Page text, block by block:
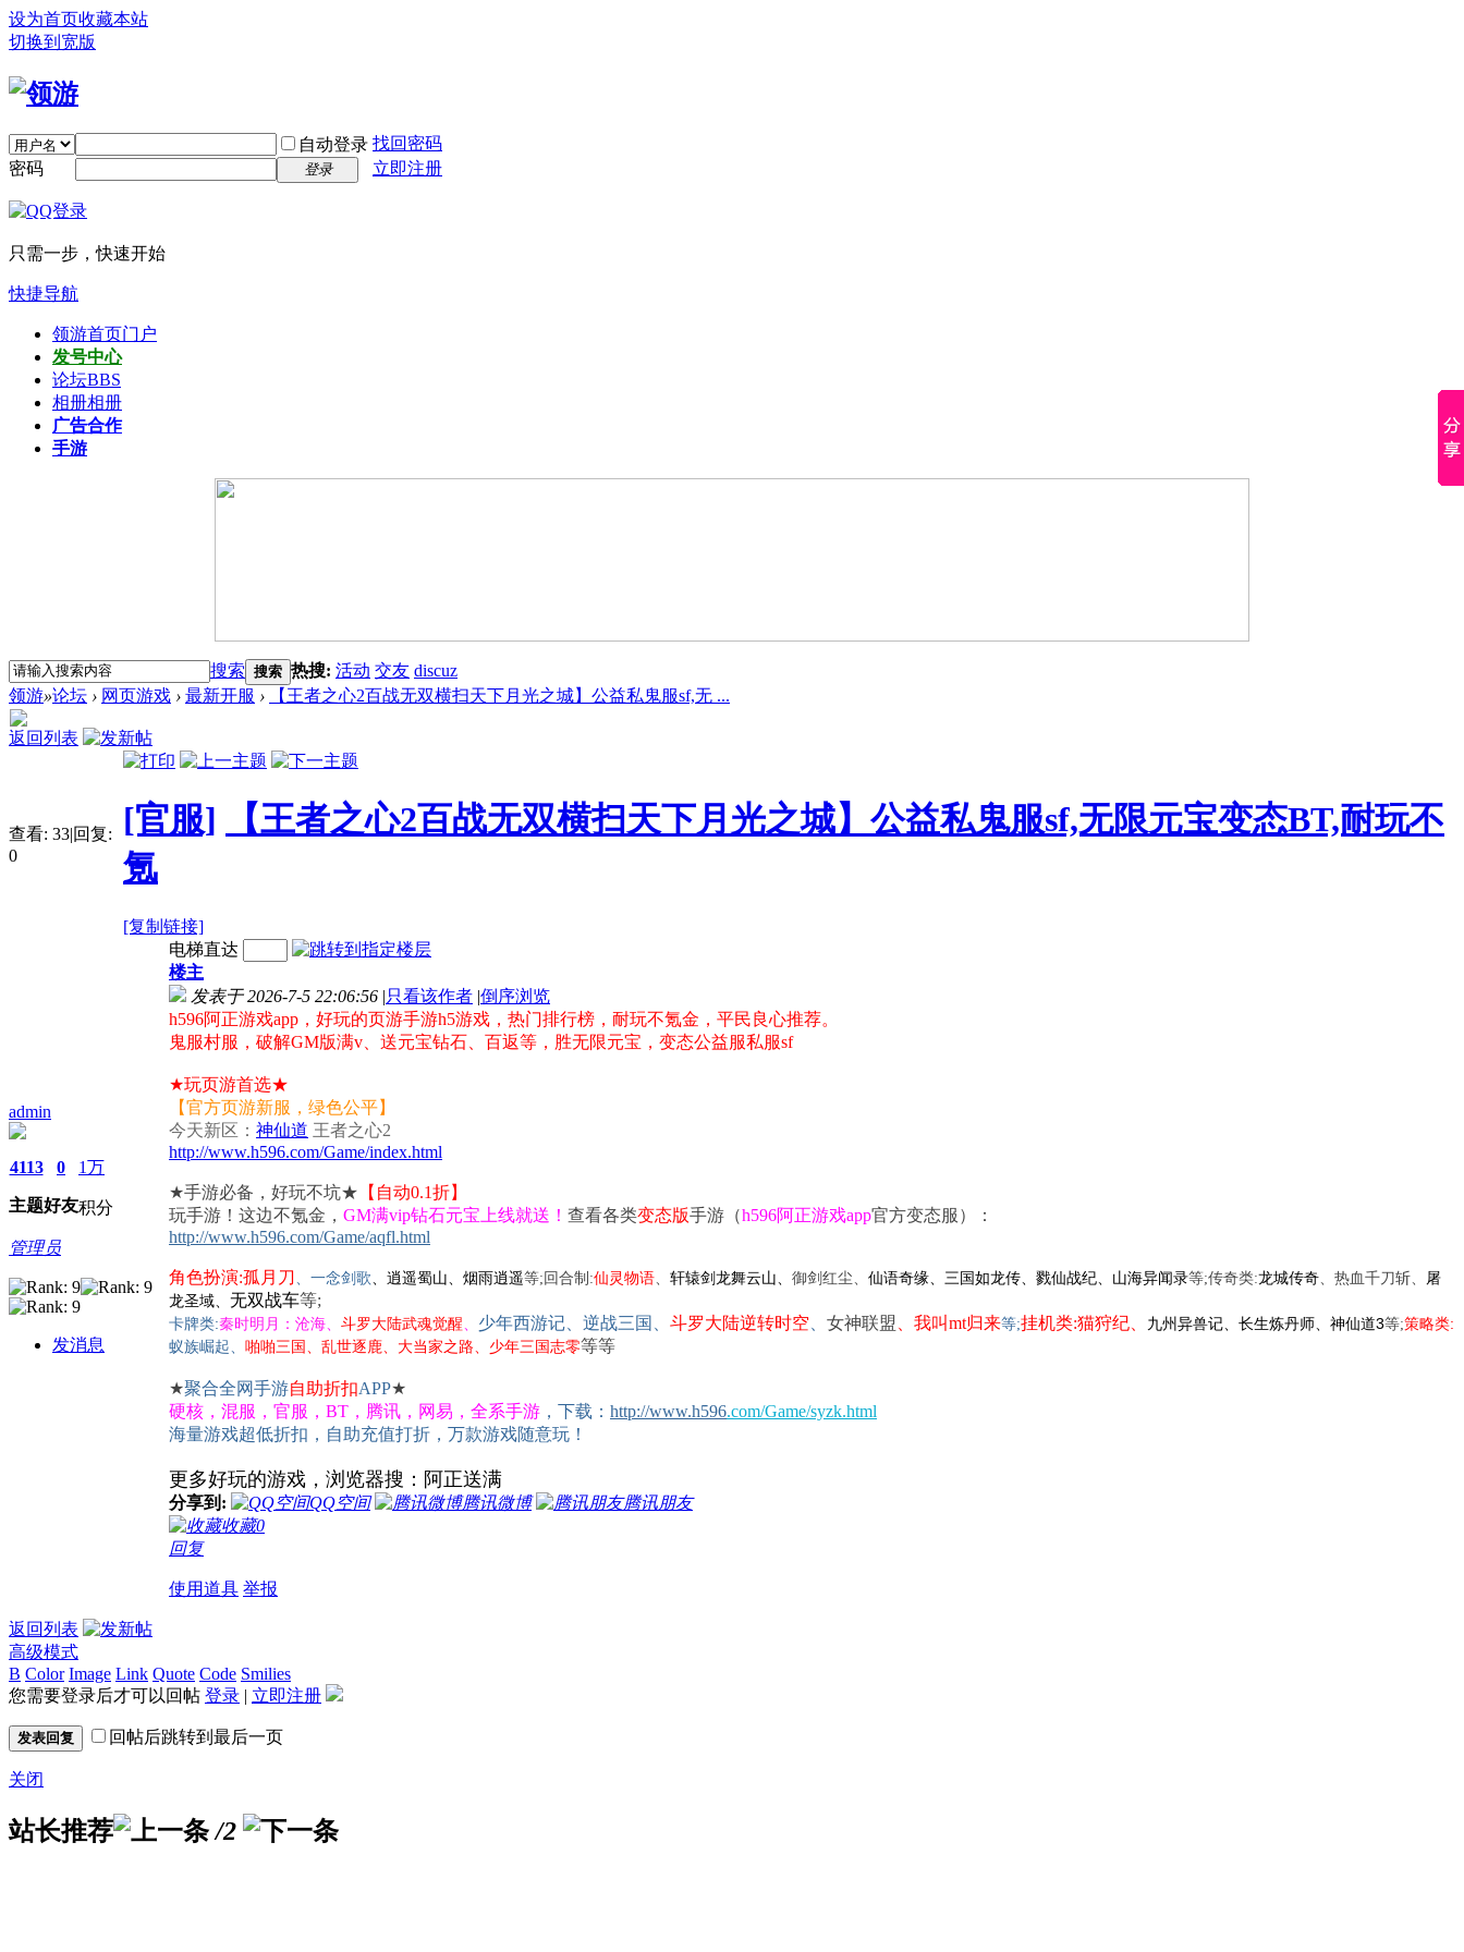
设为首页收藏本站
切换到宽版
自动登录 找回密码
密码
登录 立即注册
只需一步，快速开始
快捷导航
领游首页门户
发号中心
论坛BBS
相册相册
广告合作
手游
搜索 搜索 热搜: 活动 交友 discuz
领游»论坛 › 网页游戏 › 最新开服 › 【王者之心2百战无双横扫天下月光之城】公益私鬼服sf,无 ...
返回列表
查看: 33|回复:
0
[官服]
【王者之心2百战无双横扫天下月光之城】公益私鬼服sf,无限元宝变态BT,耐玩不
氪
[复制链接]
admin
4113
主题
0
好友
1万
积分
管理员
发消息
电梯直达
楼主
发表于 2026-7-5 22:06:56 |只看该作者 |倒序浏览
h596阿正游戏app，好玩的页游手游h5游戏，热门排行榜，耐玩不氪金，平民良心推荐。
鬼服村服，破解GM版满v、送元宝钻石、百返等，胜无限元宝，变态公益服私服sf
★玩页游首选★
【官方页游新服，绿色公平】
今天新区： 神仙道 王者之心2
http://www.h596.com/Game/index.html
★手游必备，好玩不坑★ 【自动0.1折】
玩手游！这边不氪金， GM满vip钻石元宝上线就送！ 查看各类变态版手游（h596阿正游戏app官方变态服）：
http://www.h596.com/Game/aqfl.html
角色扮演:孤月刀 、一念剑歌 、逍遥蜀山、烟雨逍遥等;回合制:仙灵物语 轩辕剑龙舞云山、 御剑红尘 仙语奇缘、三国如龙传、戮仙战纪、山海异闻录等;传奇类:龙城传奇 、热血千刀斩、
屠
龙圣域、 无双战车等;
卡牌类:秦时明月：沧海 斗罗大陆武魂觉醒 少年西游记 、逆战三国、 斗罗大陆逆转时空 女神联盟 、我叫mt归来等;挂机类:猫狩纪 九州异兽记、长生炼丹师、神仙道3等;策略类:
蚁族崛起、 啪啪三国、乱世逐鹿、大当家之路、少年三国志零等等
★聚合全网手游自助折扣APP★
硬核，混服，官服，BT，腾讯，网易，全系手游 ，下载： http://www.h596.com/Game/syzk.html
海量游戏超低折扣，自助充值打折，万款游戏随意玩！
更多好玩的游戏，浏览器搜：阿正送满
分享到: QQ空间 腾讯微博
腾讯朋友
收藏0
回复
使用道具 举报
返回列表
高级模式
B Color Image Link Quote Code Smilies
您需要登录后才可以回帖 登录 | 立即注册
发表回复 回帖后跳转到最后一页
关闭
站长推荐 /2